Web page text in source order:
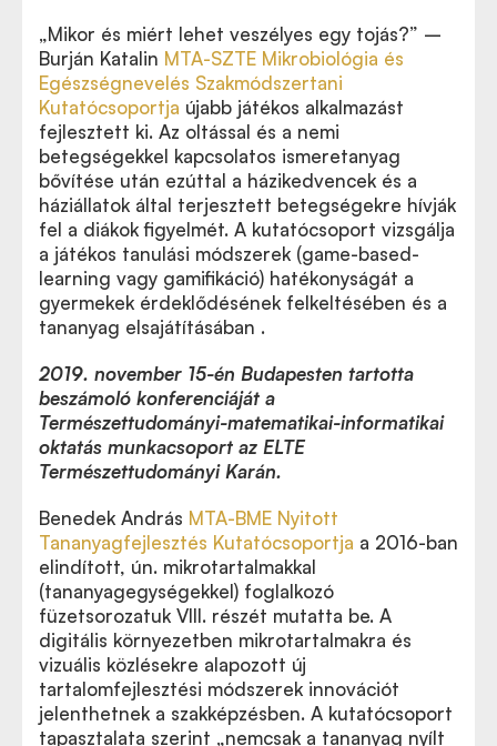
„Mikor és miért lehet veszélyes egy tojás?” –
Burján Katalin MTA-SZTE Mikrobiológia és
Egészségnevelés Szakmódszertani
Kutatócsoportja újabb játékos alkalmazást
fejlesztett ki. Az oltással és a nemi
betegségekkel kapcsolatos ismeretanyag
bővítése után ezúttal a házikedvencek és a
háziállatok által terjesztett betegségekre hívják
fel a diákok figyelmét. A kutatócsoport vizsgálja
a játékos tanulási módszerek (game-based-
learning vagy gamifikáció) hatékonyságát a
gyermekek érdeklődésének felkeltésében és a
tananyag elsajátításában .
2019. november 15-én Budapesten tartotta
beszámoló konferenciáját a
Természettudományi-matematikai-informatikai
oktatás munkacsoport az ELTE
Természettudományi Karán.
Konferenciakiadvány a Természettudományi-
matematikai-informatikai oktatás munkacsoportja 3.
beszámolókonferenciájáról
Benedek András MTA-BME Nyitott
Tananyagfejlesztés Kutatócsoportja a 2016-ban
elindított, ún. mikrotartalmakkal
(tananyagegységekkel) foglalkozó
füzetsorozatuk VIII. részét mutatta be. A
digitális környezetben mikrotartalmakra és
vizuális közlésekre alapozott új
tartalomfejlesztési módszerek innovációt
jelenthetnek a szakképzésben. A kutatócsoport
tapasztalata szerint „nemcsak a tananyag nyílt